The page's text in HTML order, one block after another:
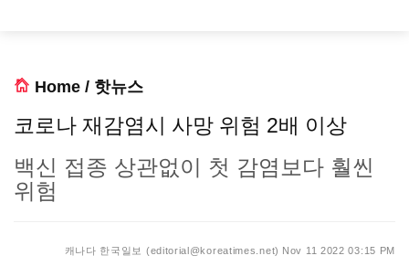
Home / 핫뉴스
코로나 재감염시 사망 위험 2배 이상
백신 접종 상관없이 첫 감염보다 훨씬
위험
캐나다 한국일보 (editorial@koreatimes.net) Nov 11 2022 03:15 PM